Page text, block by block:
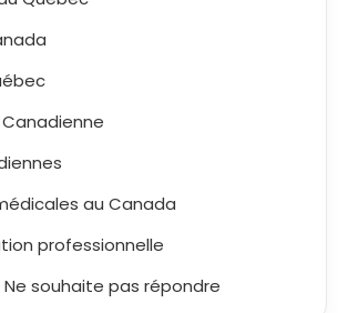
au Canada
professionnelle
souhaite pas répondre